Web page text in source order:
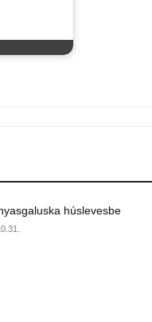
húslevesbe